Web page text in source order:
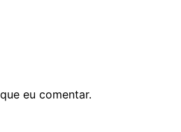
eu comentar.